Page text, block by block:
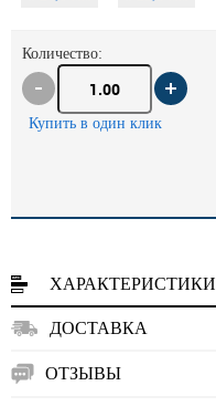
Количество:
Купить в один клик
ХАРАКТЕРИСТИКИ
ДОСТАВКА
ОТЗЫВЫ